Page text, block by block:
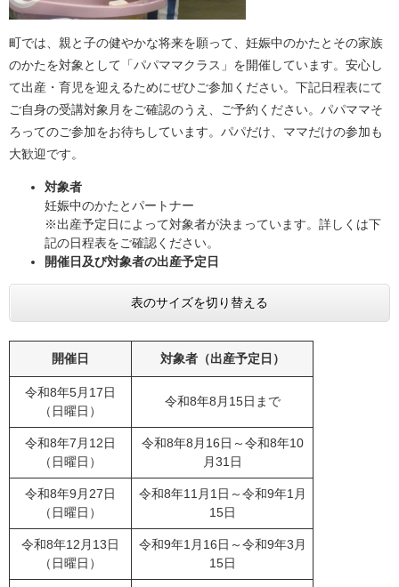
町では、親と子の健やかな将来を願って、妊娠中のかたとその家族
のかたを対象として「パパママクラス」を開催しています。安心し
て出産・育児を迎えるためにぜひご参加ください。下記日程表にて
ご自身の受講対象月をご確認のうえ、ご予約ください。パパママそ
ろってのご参加をお待ちしています。パパだけ、ママだけの参加も
大歓迎です。
対象者
妊娠中のかたとパートナー
※出産予定日によって対象者が決まっています。詳しくは下
記の日程表をご確認ください。
開催日及び対象者の出産予定日
表のサイズを切り替える
開催日 対象者（出産予定日）
令和8年5月17日
（日曜日）
令和8年8月15日まで
令和8年7月12日
（日曜日）
令和8年8月16日～令和8年10
月31日
令和8年9月27日
（日曜日）
令和8年11月1日～令和9年1月
15日
令和8年12月13日
（日曜日）
令和9年1月16日～令和9年3月
15日